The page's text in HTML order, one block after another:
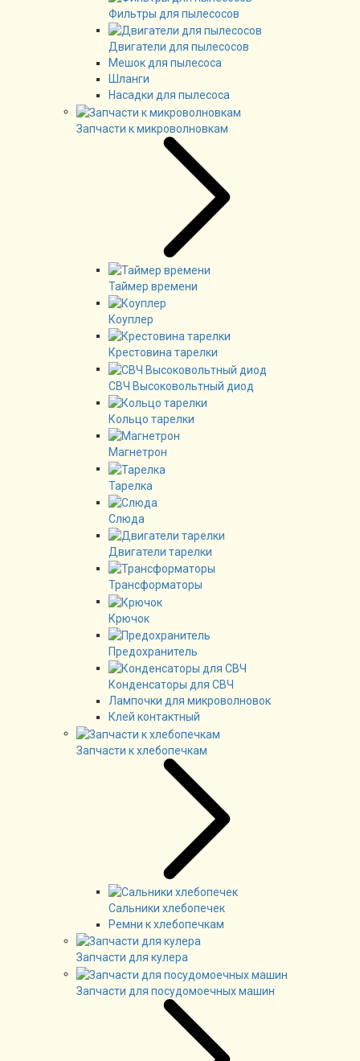
Фильтры для пылесосов
Двигатели для пылесосов
Мешок для пылесоса
Шланги
Насадки для пылесоса
Запчасти к микроволновкам
Таймер времени
Коуплер
Крестовина тарелки
СВЧ Высоковольтный диод
Кольцо тарелки
Магнетрон
Тарелка
Слюда
Двигатели тарелки
Трансформаторы
Крючок
Предохранитель
Конденсаторы для СВЧ
Лампочки для микроволновок
Клей контактный
Запчасти к хлебопечкам
Сальники хлебопечек
Ремни к хлебопечкам
Запчасти для кулера
Запчасти для посудомоечных машин